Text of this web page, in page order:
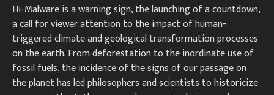
Hi-Malware is a warning sign, the launching of a countdown,
a call for viewer attention to the impact of human-
triggered climate and geological transformation processes
on the earth. From deforestation to the inordinate use of
fossil fuels, the incidence of the signs of our passage on
the planet has led philosophers and scientists to historicize